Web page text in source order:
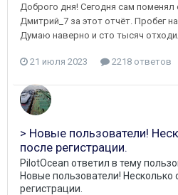
Доброго дня! Сегодня сам поменял
Дмитрий_7 за этот отчёт. Пробег
Думаю наверно и сто тысяч
21 июля 2023 2218 ответов
> Новые пользователи!
после регистрации.
PilotOcean ответил в тему
Новые пользователи! Несколько
регистрации.